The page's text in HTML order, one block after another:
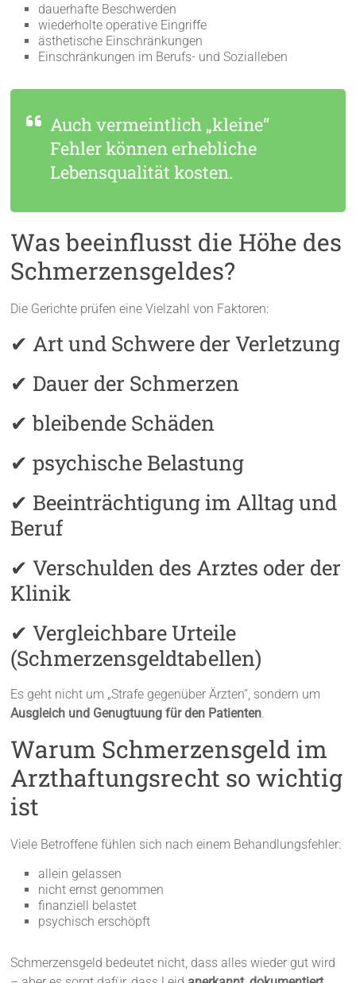
dauerhafte Beschwerden
wiederholte operative Eingriffe
ästhetische Einschränkungen
Einschränkungen im Berufs- und Sozialleben
Auch vermeintlich „kleine“
Fehler können erhebliche
Lebensqualität kosten.
Was beeinflusst die Höhe des
Schmerzensgeldes?
Die Gerichte prüfen eine Vielzahl von Faktoren:
✔ Art und Schwere der Verletzung
✔ Dauer der Schmerzen
✔ bleibende Schäden
✔ psychische Belastung
✔ Beeinträchtigung im Alltag und
Beruf
✔ Verschulden des Arztes oder der
Klinik
✔ Vergleichbare Urteile
(Schmerzensgeldtabellen)
Es geht nicht um „Strafe gegenüber Ärzten“, sondern um
Ausgleich und Genugtuung für den Patienten.
Warum Schmerzensgeld im
Arzthaftungsrecht so wichtig
ist
Viele Betroffene fühlen sich nach einem Behandlungsfehler:
allein gelassen
nicht ernst genommen
finanziell belastet
psychisch erschöpft
Schmerzensgeld bedeutet nicht, dass alles wieder gut wird